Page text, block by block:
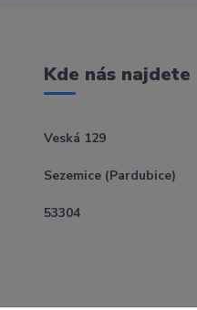
Kde nás najdete
Veská 129
Sezemice (Pardubice)
53304